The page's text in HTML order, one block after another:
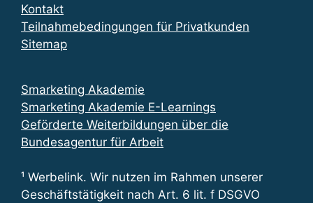
Kontakt
Teilnahmebedingungen für Privatkunden
Sitemap
Smarketing Akademie
Smarketing Akademie E-Learnings
Geförderte Weiterbildungen über die
Bundesagentur für Arbeit
¹ Werbelink. Wir nutzen im Rahmen unserer
Geschäftstätigkeit nach Art. 6 lit. f DSGVO